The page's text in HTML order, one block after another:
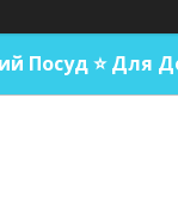
Посуд ⭐️ Для